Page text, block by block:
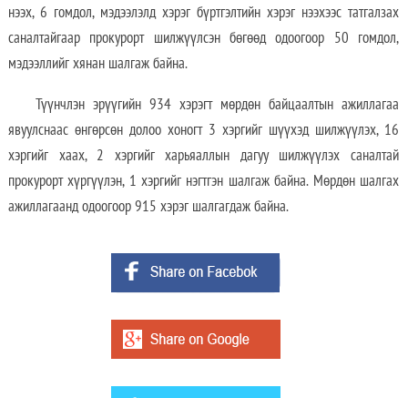
нээх, 6 гомдол, мэдээлэлд хэрэг бүртгэлтийн хэрэг нээхээс татгалзах
саналтайгаар прокурорт шилжүүлсэн бөгөөд одоогоор 50 гомдол,
мэдээллийг хянан шалгаж байна.
Түүнчлэн эрүүгийн 934 хэрэгт мөрдөн байцаалтын ажиллагаа
явуулснаас өнгөрсөн долоо хоногт 3 хэргийг шүүхэд шилжүүлэх, 16
хэргийг хаах, 2 хэргийг харьяаллын дагуу шилжүүлэх саналтай
прокурорт хүргүүлэн, 1 хэргийг нэгтгэн шалгаж байна. Мөрдөн шалгах
ажиллагаанд одоогоор 915 хэрэг шалгагдаж байна.